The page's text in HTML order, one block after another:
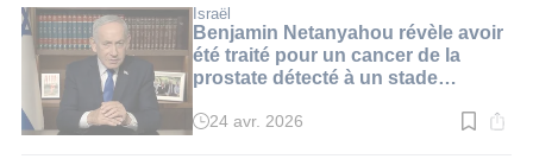
:
4
min.
Israël
Benjamin Netanyahou révèle avoir
été traité pour un cancer de la
prostate détecté à un stade
Temps
24 avr. 2026